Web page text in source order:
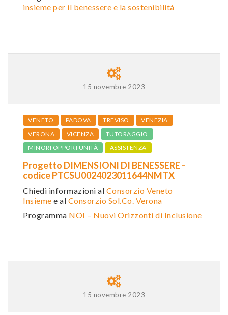
insieme per il benessere e la sostenibilità
15 novembre 2023
VENETO PADOVA TREVISO
VENEZIA
VERONA
VICENZA
TUTORAGGIO
MINORI OPPORTUNITÀ
ASSISTENZA
Progetto DIMENSIONI DI BENESSERE -
codice PTCSU0024023011644NMTX
Chiedi informazioni al Consorzio Veneto
Insieme e al Consorzio Sol.Co. Verona
Programma NOI – Nuovi Orizzonti di Inclusione
15 novembre 2023